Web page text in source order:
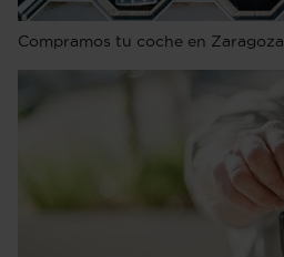
Compramos tu coche en Zaragoza